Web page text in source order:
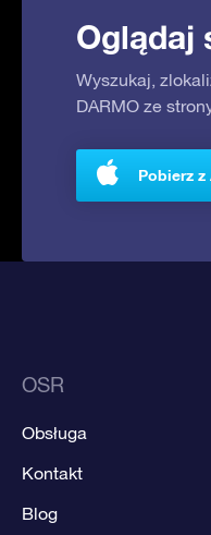
Oglądaj
Wyszukaj,
DARMO ze
Pobierz
OSR
Obsługa
Kontakt
Blog